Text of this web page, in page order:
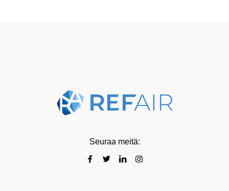
Seuraa meitä: